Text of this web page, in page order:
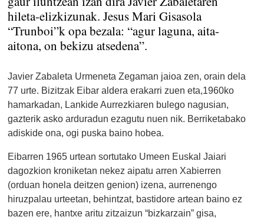
hileta-elizkizunak. Jesus Mari Gisasola
“Trunboi”k opa bezala: “agur laguna, aita-
aitona, on bekizu atsedena”.
Javier Zabaleta Urmeneta Zegaman jaioa zen, orain dela
77 urte. Bizitzak Eibar aldera erakarri zuen eta,1960ko
hamarkadan, Lankide Aurrezkiaren bulego nagusian,
gazterik asko arduradun ezagutu nuen nik. Berriketabako
adiskide ona, ogi puska baino hobea.
Eibarren 1965 urtean sortutako Umeen Euskal Jaiari
dagozkion kroniketan nekez aipatu arren Xabierren
(orduan honela deitzen genion) izena, aurrenengo
hiruzpalau urteetan, behintzat, bastidore artean baino ez
bazen ere, hantxe aritu zitzaizun “bizkarzain” gisa,